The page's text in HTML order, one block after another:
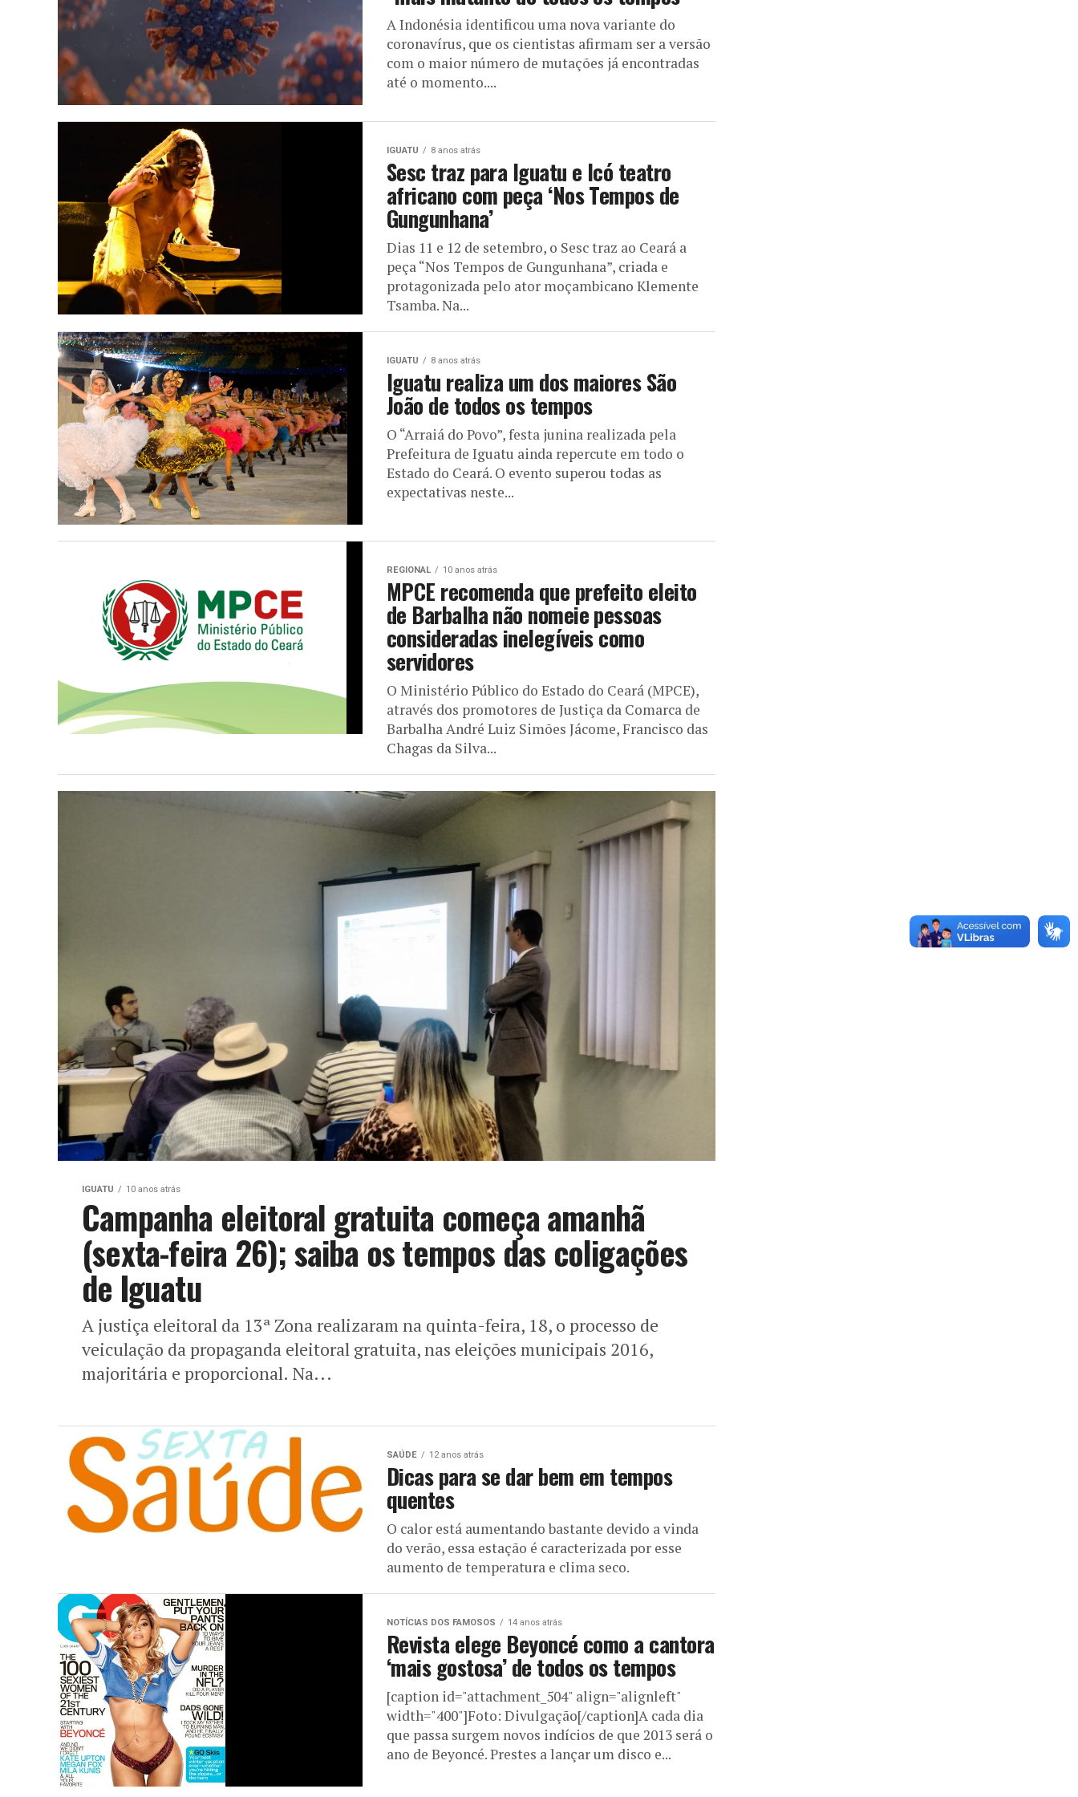
A Indonésia identificou uma nova variante do
coronavírus, que os cientistas afirmam ser a versão
com o maior número de mutações já encontradas
até o momento....
IGUATU 8 anos atrás
Sesc traz para Iguatu e Icó teatro
africano com peça ‘Nos Tempos de
Gungunhana’
Dias 11 e 12 de setembro, o Sesc traz ao Ceará a
peça “Nos Tempos de Gungunhana”, criada e
protagonizada pelo ator moçambicano Klemente
Tsamba. Na...
IGUATU 8 anos atrás
Iguatu realiza um dos maiores São
João de todos os tempos
O “Arraiá do Povo”, festa junina realizada pela
Prefeitura de Iguatu ainda repercute em todo o
Estado do Ceará. O evento superou todas as
expectativas neste...
REGIONAL 10 anos atrás
MPCE recomenda que prefeito eleito
de Barbalha não nomeie pessoas
consideradas inelegíveis como
servidores
O Ministério Público do Estado do Ceará (MPCE),
através dos promotores de Justiça da Comarca de
Barbalha André Luiz Simões Jácome, Francisco das
Chagas da Silva...
IGUATU 10 anos atrás
Campanha eleitoral gratuita começa amanhã
(sexta-feira 26); saiba os tempos das coligações
de Iguatu
A justiça eleitoral da 13ª Zona realizaram na quinta-feira, 18, o processo de
veiculação da propaganda eleitoral gratuita, nas eleições municipais 2016,
majoritária e proporcional. Na...
SAÚDE 12 anos atrás
Dicas para se dar bem em tempos
quentes
O calor está aumentando bastante devido a vinda
do verão, essa estação é caracterizada por esse
aumento de temperatura e clima seco.
NOTÍCIAS DOS FAMOSOS 14 anos atrás
Revista elege Beyoncé como a cantora
‘mais gostosa’ de todos os tempos
[caption id="attachment_504" align="alignleft"
width="400"]Foto: Divulgação[/caption]A cada dia
que passa surgem novos indícios de que 2013 será o
ano de Beyoncé. Prestes a lançar um disco e...